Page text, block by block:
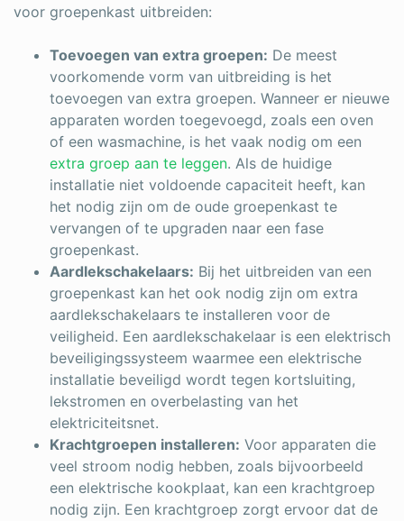
voor groepenkast uitbreiden:
Toevoegen van extra groepen: De meest
voorkomende vorm van uitbreiding is het
toevoegen van extra groepen. Wanneer er nieuwe
apparaten worden toegevoegd, zoals een oven
of een wasmachine, is het vaak nodig om een
extra groep aan te leggen. Als de huidige
installatie niet voldoende capaciteit heeft, kan
het nodig zijn om de oude groepenkast te
vervangen of te upgraden naar een fase
groepenkast.
Aardlekschakelaars: Bij het uitbreiden van een
groepenkast kan het ook nodig zijn om extra
aardlekschakelaars te installeren voor de
veiligheid. Een aardlekschakelaar is een elektrisch
beveiligingssysteem waarmee een elektrische
installatie beveiligd wordt tegen kortsluiting,
lekstromen en overbelasting van het
elektriciteitsnet.
Krachtgroepen installeren: Voor apparaten die
veel stroom nodig hebben, zoals bijvoorbeeld
een elektrische kookplaat, kan een krachtgroep
nodig zijn. Een krachtgroep zorgt ervoor dat de